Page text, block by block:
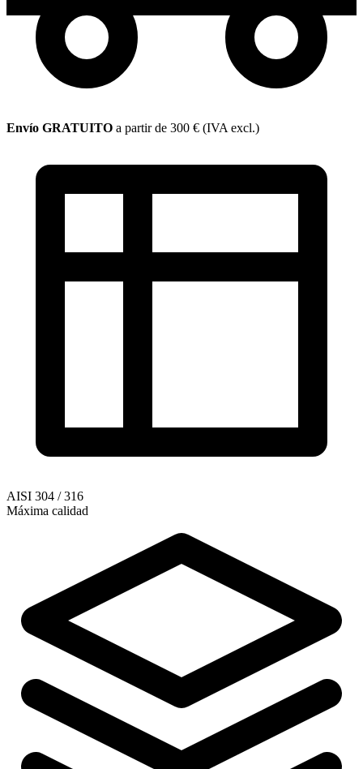
Envío GRATUITO a partir de 300 € (IVA excl.)
AISI 304 / 316
Máxima calidad